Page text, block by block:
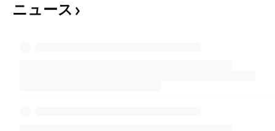
ニュース